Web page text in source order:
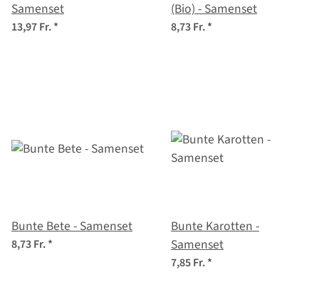
Samenset
13,97 Fr.*
(Bio) - Samenset
8,73 Fr.*
Bunte Bete - Samenset
8,73 Fr.*
Bunte Karotten -
Samenset
7,85 Fr.*